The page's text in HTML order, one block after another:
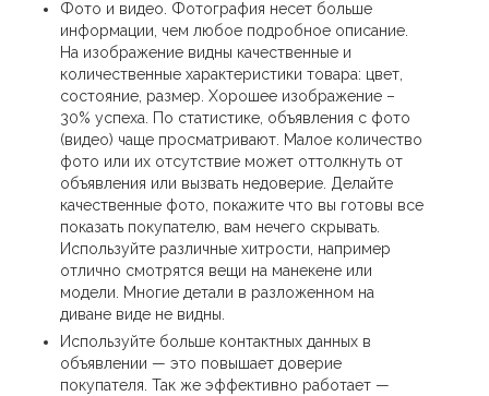
Фото и видео. Фотография несет больше
информации, чем любое подробное описание.
На изображение видны качественные и
количественные характеристики товара: цвет,
состояние, размер. Хорошее изображение –
30% успеха. По статистике, объявления с фото
(видео) чаще просматривают. Малое количество
фото или их отсутствие может оттолкнуть от
объявления или вызвать недоверие. Делайте
качественные фото, покажите что вы готовы все
показать покупателю, вам нечего скрывать.
Используйте различные хитрости, например
отлично смотрятся вещи на манекене или
модели. Многие детали в разложенном на
диване виде не видны.
Используйте больше контактных данных в
объявлении — это повышает доверие
покупателя. Так же эффективно работает —